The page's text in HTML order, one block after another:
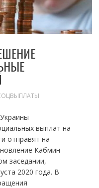
выплат на
отправят на
Кабмин
заседании,
2020 года. В